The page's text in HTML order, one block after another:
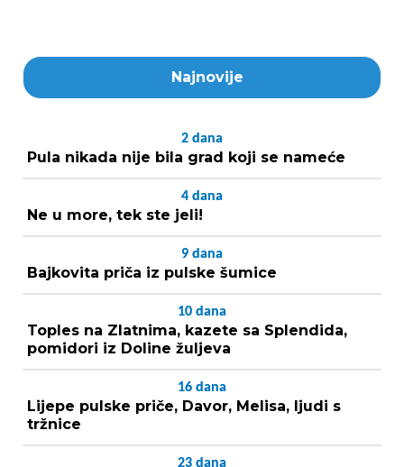
Najnovije
2 dana
Pula nikada nije bila grad koji se nameće
4 dana
Ne u more, tek ste jeli!
9 dana
Bajkovita priča iz pulske šumice
10 dana
Toples na Zlatnima, kazete sa Splendida,
pomidori iz Doline žuljeva
16 dana
Lijepe pulske priče, Davor, Melisa, ljudi s
tržnice
23 dana